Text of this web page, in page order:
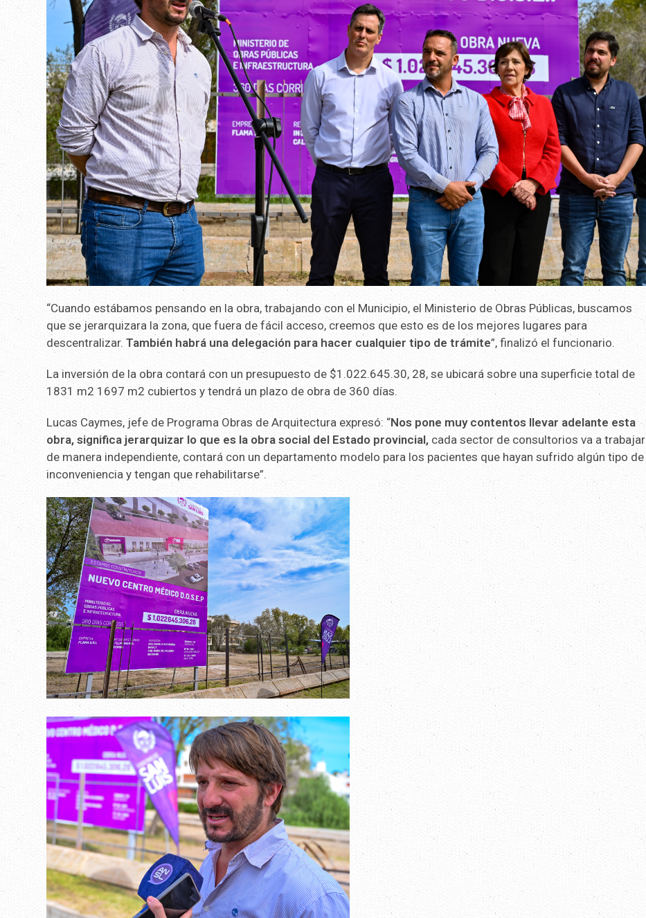
“Cuando estábamos pensando en la obra, trabajando con el Municipio, el Ministerio de Obras Públicas, buscamos
que se jerarquizara la zona, que fuera de fácil acceso, creemos que esto es de los mejores lugares para
descentralizar.También habrá una delegación para hacer cualquier tipo de trámite”, finalizó el funcionario.
La inversión de la obra contará con un presupuesto de $1.022.645.30, 28, se ubicará sobre una superficie total de
1831 m2 1697 m2 cubiertos y tendrá un plazo de obra de 360 días.
Lucas Caymes, jefe de Programa Obras de Arquitectura expresó: “Nos pone muy contentos llevar adelante esta
obra, significa jerarquizar lo que es la obra social del Estado provincial, cada sector de consultorios va a trabajar
de manera independiente, contará con un departamento modelo para los pacientes que hayan sufrido algún tipo de
inconveniencia y tengan que rehabilitarse”.